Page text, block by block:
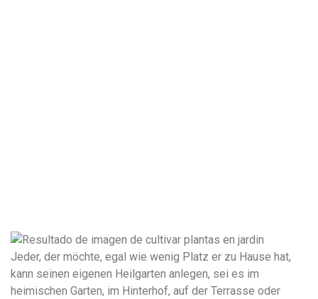
Jeder, der möchte, egal wie wenig Platz er zu Hause hat,
kann seinen eigenen Heilgarten anlegen, sei es im
heimischen Garten, im Hinterhof, auf der Terrasse oder